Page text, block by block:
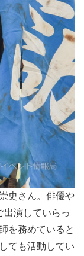
史さん。俳優や
出演していらっ
を務めていると
ても活動してい